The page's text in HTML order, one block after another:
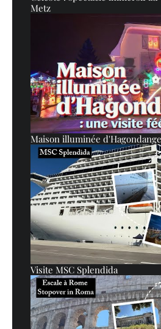
Metz
Maison illuminée
Visite MSC Splendida